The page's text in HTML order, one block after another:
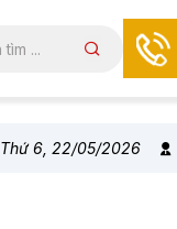
Thứ 6, 22/05/2026